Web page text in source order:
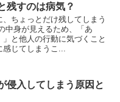
残すのは病気？
ちょっとだけ残してしまう
中身が見えるため、「あ
と他人の行動に気づくこと
じてしまうこ...
侵入してしまう原因と